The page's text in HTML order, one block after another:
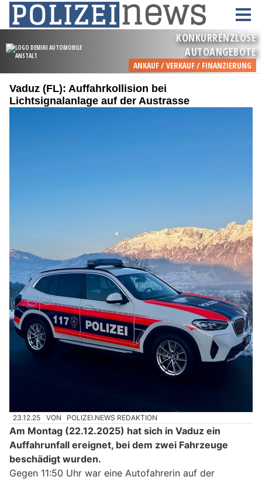
Vaduz (FL): Auffahrkollision bei
Lichtsignalanlage auf der Austrasse
23.12.25 VON POLIZEI.NEWS REDAKTION
Am Montag (22.12.2025) hat sich in Vaduz ein
Auffahrunfall ereignet, bei dem zwei Fahrzeuge
beschädigt wurden.
Gegen 11:50 Uhr war eine Autofahrerin auf der